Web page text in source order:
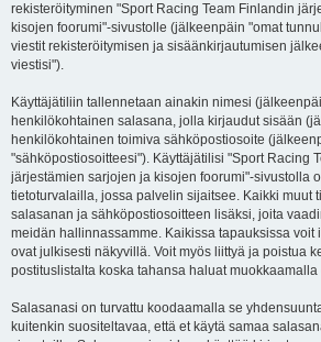
rekisteröityminen "Sport Racing Team Finlandin
kisojen foorumi"-sivustolle (jälkeenpäin "omat
viestit rekisteröitymisen ja sisäänkirjautumisen
viestisi").
Käyttäjätiliin tallennetaan ainakin nimesi
henkilökohtainen salasana, jolla kirjaudut sisään
henkilökohtainen toimiva sähköpostiosoite
"sähköpostiosoitteesi"). Käyttäjätilisi "Sport Racing
järjestämien sarjojen ja kisojen foorumi"-sivustolla
tietoturvalailla, jossa palvelin sijaitsee. Kaikki muut
salasanan ja sähköpostiosoitteen lisäksi, joita
meidän hallinnassamme. Kaikissa tapauksissa voit
ovat julkisesti näkyvillä. Voit myös liittyä ja poistua
postituslistalta koska tahansa haluat
Salasanasi on turvattu koodaamalla se
kuitenkin suositeltavaa, että et käytä samaa